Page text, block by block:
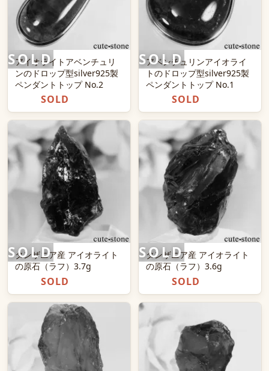
アイオライトアベンチュリ
ンのドロップ型silver925製
ペンダントトップ No.2
アベンチュリンアイオライ
トのドロップ型silver925製
ペンダントトップ No.1
タンザニア産 アイオライト
の原石（ラフ）3.7g
タンザニア産 アイオライト
の原石（ラフ）3.6g